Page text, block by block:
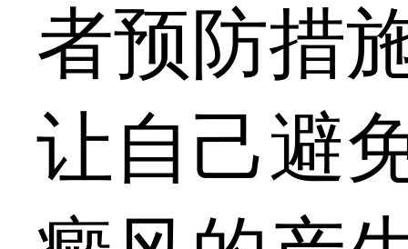
者预防措
让自己避